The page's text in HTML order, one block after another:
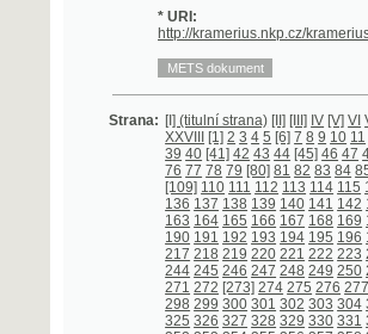
40 [41]
77 78 79 [80] 81 82 83 84 85 86 87
137 138 139 140
164 165 166 167 168
190 191 192 193 194 195 196 197 198
218 219 220 222 223 224 225
244 245 246 247 248 249 250 251 252
272 [273] 274 275 276 277 278
299 300 301 302 303 304 305 306
326 327 328 329 330 331 332 333
353 354 355 356 357 358 359 360
380 381 382 383 384 [385] 386
407 408 409 410 411 412 413 414
434 435 436 [437] 438 439 440
461 462 463 464 465 466 467 468
[488] 489 490 491 492 [493] 494
514 515 516 517 518 519 520 521
541 542 543 544 545 546 547 548
568 569 570 [571] 572 573 574
595 596 [597] (obsah) [598]